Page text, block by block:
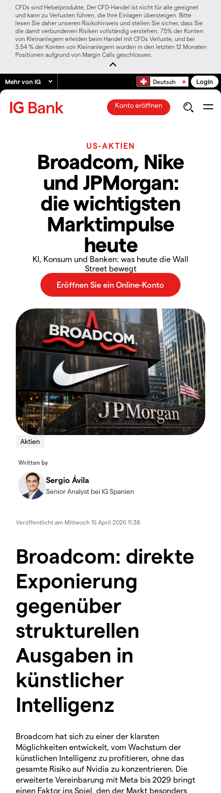
CFDs sind Hebelprodukte. Der CFD-Handel ist nicht für alle geeignet
und kann zu Verlusten führen, die Ihre Einlagen übersteigen. Bitte
lesen Sie daher unseren Risikohinweis und stellen Sie sicher, dass Sie
die damit verbundenen Risiken vollständig verstehen. 75% der Konten
von Kleinanlegern erleiden beim Handel mit CFDs Verluste, und bei
3.54 % der Konten von Kleinanlegern wurden in den letzten 12 Monaten
Positionen aufgrund von Margin Calls geschlossen.
Mehr von IG Deutsch Login
Konto eröffnen
US-AKTIEN
Broadcom, Nike
und JPMorgan:
die wichtigsten
Marktimpulse
heute
KI, Konsum und Banken: was heute die Wall
Street bewegt
Aktien
Written by
Sergio Ávila
Senior Analyst bei IG Spanien
Veröffentlicht am Mittwoch 15 April 2026 11:38
Broadcom: direkte
Exponierung
gegenüber
strukturellen
Ausgaben in
künstlicher
Intelligenz
Broadcom hat sich zu einer der klarsten
Möglichkeiten entwickelt, vom Wachstum der
künstlichen Intelligenz zu profitieren, ohne das
gesamte Risiko auf Nvidia zu konzentrieren. Die
erweiterte Vereinbarung mit Meta bis 2029 bringt
einen Faktor ins Spiel, den der Markt besonders